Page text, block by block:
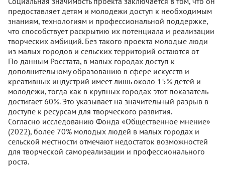
предоставляет детям и молодежи доступ к необходимым
знаниям, технологиям и профессиональной поддержке,
что способствует раскрытию их потенциала и реализации
творческих амбиций. Без такого проекта молодые люди
из малых городов и сельских территорий остаются от
По данным Росстата, в малых городах доступ к
дополнительному образованию в сфере искусств и
креативных индустрий имеет лишь около 15% детей и
молодежи, тогда как в крупных городах этот показатель
достигает 60%. Это указывает на значительный разрыв в
доступе к ресурсам для творческого развития.
Согласно исследованию Фонда «Общественное мнение»
(2022), более 70% молодых людей в малых городах и
сельской местности отмечают недостаток возможностей
для творческой самореализации и профессионального
роста.